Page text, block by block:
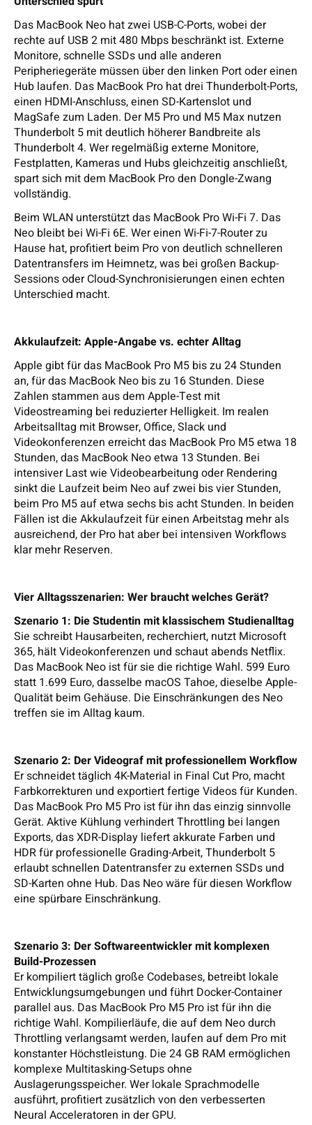
Das MacBook Neo hat zwei USB-C-Ports, wobei der
rechte auf USB 2 mit 480 Mbps beschränkt ist. Externe
Monitore, schnelle SSDs und alle anderen
Peripheriegeräte müssen über den linken Port oder einen
Hub laufen. Das MacBook Pro hat drei Thunderbolt-Ports,
einen HDMI-Anschluss, einen SD-Kartenslot und
MagSafe zum Laden. Der M5 Pro und M5 Max nutzen
Thunderbolt 5 mit deutlich höherer Bandbreite als
Thunderbolt 4. Wer regelmäßig externe Monitore,
Festplatten, Kameras und Hubs gleichzeitig anschließt,
spart sich mit dem MacBook Pro den Dongle-Zwang
vollständig.
Beim WLAN unterstützt das MacBook Pro Wi-Fi 7. Das
Neo bleibt bei Wi-Fi 6E. Wer einen Wi-Fi-7-Router zu
Hause hat, profitiert beim Pro von deutlich schnelleren
Datentransfers im Heimnetz, was bei großen Backup-
Sessions oder Cloud-Synchronisierungen einen echten
Unterschied macht.
Akkulaufzeit: Apple-Angabe vs. echter Alltag
Apple gibt für das MacBook Pro M5 bis zu 24 Stunden
an, für das MacBook Neo bis zu 16 Stunden. Diese
Zahlen stammen aus dem Apple-Test mit
Videostreaming bei reduzierter Helligkeit. Im realen
Arbeitsalltag mit Browser, Office, Slack und
Videokonferenzen erreicht das MacBook Pro M5 etwa 18
Stunden, das MacBook Neo etwa 13 Stunden. Bei
intensiver Last wie Videobearbeitung oder Rendering
sinkt die Laufzeit beim Neo auf zwei bis vier Stunden,
beim Pro M5 auf etwa sechs bis acht Stunden. In beiden
Fällen ist die Akkulaufzeit für einen Arbeitstag mehr als
ausreichend, der Pro hat aber bei intensiven Workflows
klar mehr Reserven.
Vier Alltagsszenarien: Wer braucht welches Gerät?
Szenario 1: Die Studentin mit klassischem Studienalltag
Sie schreibt Hausarbeiten, recherchiert, nutzt Microsoft
365, hält Videokonferenzen und schaut abends Netflix.
Das MacBook Neo ist für sie die richtige Wahl. 599 Euro
statt 1.699 Euro, dasselbe macOS Tahoe, dieselbe Apple-
Qualität beim Gehäuse. Die Einschränkungen des Neo
treffen sie im Alltag kaum.
Szenario 2: Der Videograf mit professionellem Workflow
Er schneidet täglich 4K-Material in Final Cut Pro, macht
Farbkorrekturen und exportiert fertige Videos für Kunden.
Das MacBook Pro M5 Pro ist für ihn das einzig sinnvolle
Gerät. Aktive Kühlung verhindert Throttling bei langen
Exports, das XDR-Display liefert akkurate Farben und
HDR für professionelle Grading-Arbeit, Thunderbolt 5
erlaubt schnellen Datentransfer zu externen SSDs und
SD-Karten ohne Hub. Das Neo wäre für diesen Workflow
eine spürbare Einschränkung.
Szenario 3: Der Softwareentwickler mit komplexen
Build-Prozessen
Er kompiliert täglich große Codebases, betreibt lokale
Entwicklungsumgebungen und führt Docker-Container
parallel aus. Das MacBook Pro M5 Pro ist für ihn die
richtige Wahl. Kompilierläufe, die auf dem Neo durch
Throttling verlangsamt werden, laufen auf dem Pro mit
konstanter Höchstleistung. Die 24 GB RAM ermöglichen
komplexe Multitasking-Setups ohne
Auslagerungsspeicher. Wer lokale Sprachmodelle
ausführt, profitiert zusätzlich von den verbesserten
Neural Acceleratoren in der GPU.